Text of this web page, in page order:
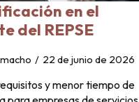
en el
del REPSE
22 de junio de 2026
y menor tiempo de